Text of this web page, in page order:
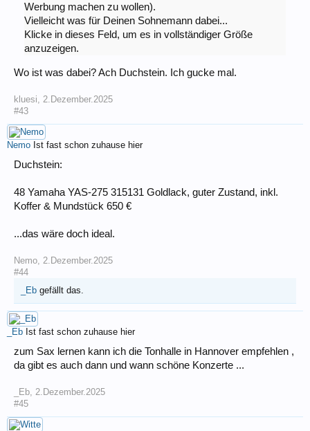
Werbung machen zu wollen).
Vielleicht was für Deinen Sohnemann dabei...
Klicke in dieses Feld, um es in vollständiger Größe
anzuzeigen.
Wo ist was dabei? Ach Duchstein. Ich gucke mal.
kluesi
2.Dezember.2025
#43
Nemo Ist fast schon zuhause hier
Duchstein:
48 Yamaha YAS-275 315131 Goldlack, guter Zustand, inkl.
Koffer & Mundstück 650 €
...das wäre doch ideal.
Nemo 2.Dezember.2025
#44
_Eb gefällt das.
_Eb Ist fast schon zuhause hier
zum Sax lernen kann ich die Tonhalle in Hannover empfehlen ,
da gibt es auch dann und wann schöne Konzerte ...
_Eb 2.Dezember.2025
#45